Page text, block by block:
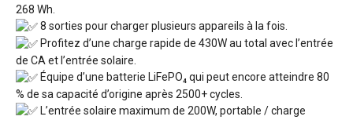
268 Wh.
8 sorties pour charger plusieurs appareils à la fois.
Profitez d’une charge rapide de 430W au total avec l’entrée
de CA et l’entrée solaire.
Équipe d’une batterie LiFePO₄ qui peut encore atteindre 80
% de sa capacité d’origine après 2500+ cycles.
L’entrée solaire maximum de 200W, portable / charge